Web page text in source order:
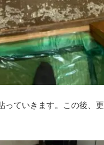
っていきます。この後、